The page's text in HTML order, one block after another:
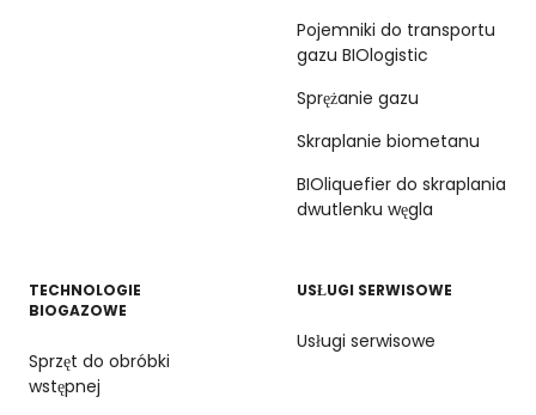
Pojemniki do transportu
gazu BIOlogistic
Sprężanie gazu
Skraplanie biometanu
BIOliquefier do skraplania
dwutlenku węgla
TECHNOLOGIE
BIOGAZOWE
Sprzęt do obróbki
wstępnej
USŁUGI SERWISOWE
Usługi serwisowe